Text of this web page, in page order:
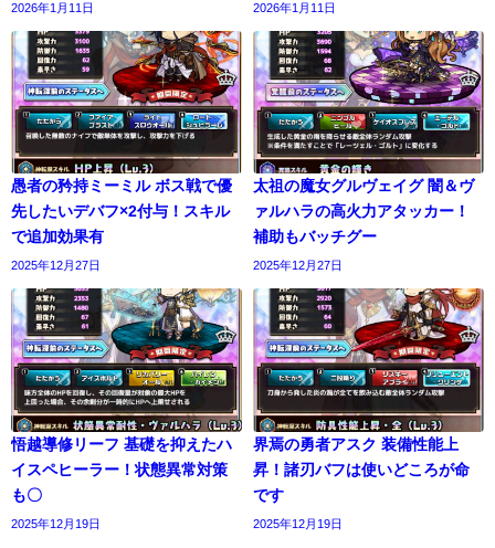
2026年1月11日 2026年1月11日
愚者の矜持ミーミル ボス戦で優
先したいデバフ×2付与！スキル
で追加効果有
2025年12月27日
太祖の魔女グルヴェイグ 闇＆ヴ
ァルハラの高火力アタッカー！
補助もバッチグー
2025年12月27日
悟越導修リーフ 基礎を抑えたハ
イスペヒーラー！状態異常対策
も〇
2025年12月19日
界焉の勇者アスク 装備性能上
昇！諸刃バフは使いどころが命
です
2025年12月19日